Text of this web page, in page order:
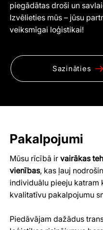
piegādātas droši un
Izvēlieties mūs – jūsu
veiksmīgai loģistikai!
Sazināties
Pakalpojumi
Mūsu rīcībā ir vairākas
vienības, kas ļauj
individuālu pieeju katram
kvalitatīvu pakalpojumu
Piedāvājam dažādus